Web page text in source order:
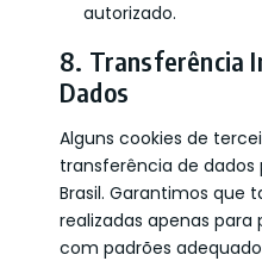
autorizado.
8. Transferência
Dados
Alguns cookies de
transferência de dados
Brasil. Garantimos que
realizadas apenas para
com padrões